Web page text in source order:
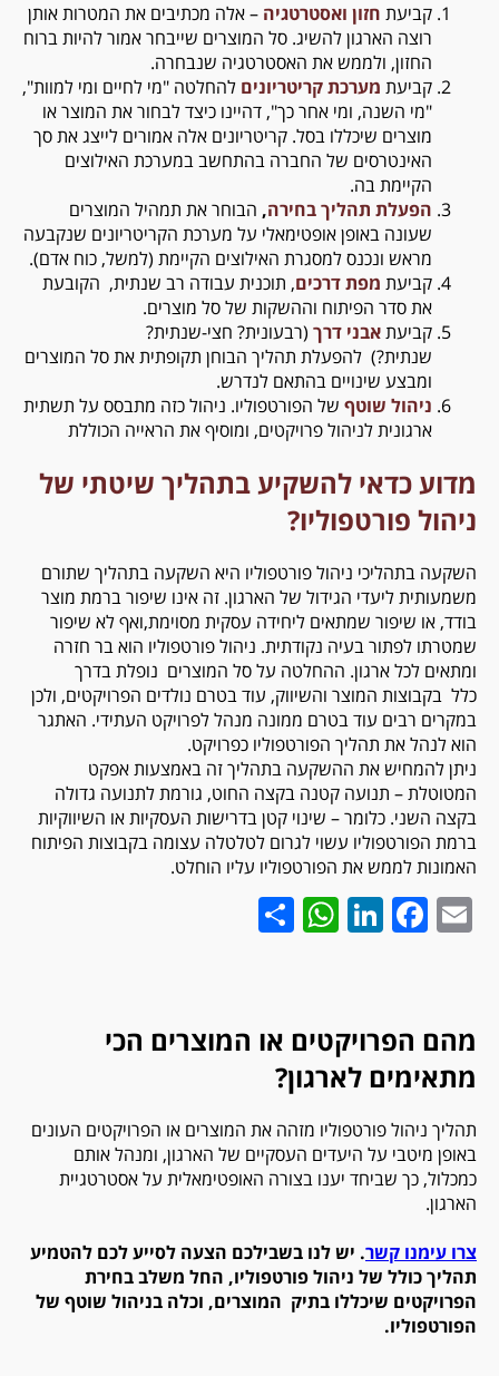
קביעת חזון ואסטרטגיה – אלה מכתיבים את המטרות אותן
רוצה הארגון להשיג. סל המוצרים שייבחר אמור להיות ברוח
החזון, ולממש את האסטרטגיה שנבחרה.
קביעת מערכת קריטריונים להחלטה "מי לחיים ומי למוות",
"מי השנה, ומי אחר כך", דהיינו כיצד לבחור את המוצר או
מוצרים שיכללו בסל. קריטריונים אלה אמורים לייצג את סך
האינטרסים של החברה בהתחשב במערכת האילוצים
הקיימת בה.
הפעלת תהליך בחירה, הבוחר את תמהיל המוצרים
שעונה באופן אופטימאלי על מערכת הקריטריונים שנקבעה
מראש ונכנס למסגרת האילוצים הקיימת (למשל, כוח אדם).
קביעת מפת דרכים, תוכנית עבודה רב שנתית, הקובעת
את סדר הפיתוח וההשקות של סל מוצרים.
קביעתאבני דרך (רבעונית? חצי-שנתית?
שנתית?) להפעלת תהליך הבוחן תקופתית את סל המוצרים
ומבצע שינויים בהתאם לנדרש.
ניהול שוטף של הפורטפוליו. ניהול כזה מתבסס על תשתית
ארגונית לניהול פרויקטים, ומוסיף את הראייה הכוללת
מדוע כדאי להשקיע בתהליך שיטתי של
ניהול פורטפוליו?
השקעה בתהליכי ניהול פורטפוליו היא השקעה בתהליך שתורם
משמעותית ליעדי הגידול של הארגון. זה אינו שיפור ברמת מוצר
בודד, או שיפור שמתאים ליחידה עסקית מסוימת,ואף לא שיפור
שמטרתו לפתור בעיה נקודתית. ניהול פורטפוליו הוא בר חזרה
ומתאים לכל ארגון. ההחלטה על סל המוצרים נופלת בדרך
כלל בקבוצות המוצר והשיווק, עוד בטרם נולדים הפרויקטים, ולכן
במקרים רבים עוד בטרם ממונה מנהל לפרויקט העתידי. האתגר
הוא לנהל את תהליך הפורטפוליו כפרויקט.
ניתן להמחיש את ההשקעה בתהליך זה באמצעות אפקט
המטוטלת – תנועה קטנה בקצה החוט, גורמת לתנועה גדולה
בקצה השני. כלומר – שינוי קטן בדרישות העסקיות או השיווקיות
ברמת הפורטפוליו עשוי לגרום לטלטלה עצומה בקבוצות הפיתוח
האמונות לממש את הפורטפוליו עליו הוחלט.
Email
Facebook
LinkedIn
WhatsApp
מהם הפרויקטים או המוצרים הכי
מתאימים לארגון?
תהליך ניהול פורטפוליו מזהה את המוצרים או הפרויקטים העונים
באופן מיטבי על היעדים העסקיים של הארגון, ומנהל אותם
כמכלול, כך שביחד יענו בצורה האופטימאלית על אסטרטגיית
הארגון.
צרו עימנו קשר. יש לנו בשבילכם הצעה לסייע לכם להטמיע
תהליך כולל של ניהול פורטפוליו, החל משלב בחירת
הפרויקטים שיכללו בתיק המוצרים, וכלה בניהול שוטף של
הפורטפוליו.